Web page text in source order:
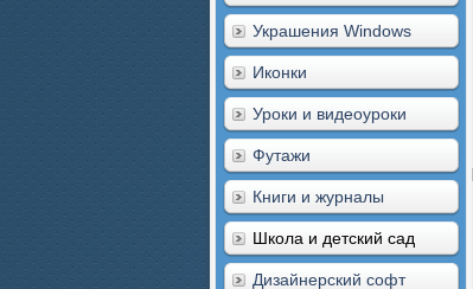
Украшения Windows
Иконки
Уроки и видеоуроки
Футажи
Книги и журналы
Школа и детский сад
Дизайнерский софт